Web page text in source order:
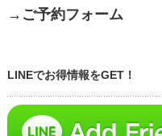
→ご予約フォーム
LINEでお得情報をGET！